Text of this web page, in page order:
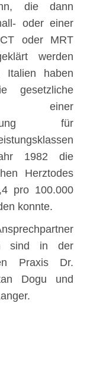
die dann
oder einer
oder MRT
werden
Italien haben
gesetzliche
einer
für
1982 die
Herztodes
pro 100.000
konnte.
sind in der
Praxis Dr.
Dogu und